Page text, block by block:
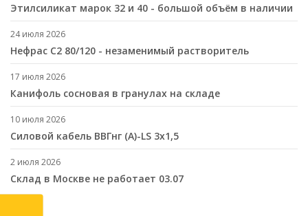
Этилсиликат марок 32 и 40 - большой объём в наличии
24 июля 2026
Нефрас С2 80/120 - незаменимый растворитель
17 июля 2026
Канифоль сосновая в гранулах на складе
10 июля 2026
Cиловой кабель ВВГнг (A)-LS 3х1,5
2 июля 2026
Склад в Москве не работает 03.07